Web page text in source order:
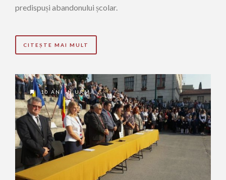
predispuși abandonului școlar.
CITEȘTE MAI MULT
10 ANI ÎN URMĂ